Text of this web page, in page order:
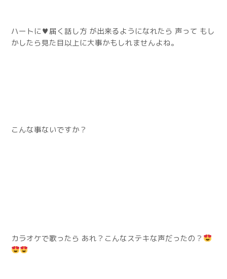
ハートに♥️届く話し方 が出来るようになれたら 声って もし
かしたら見た目以上に大事かもしれませんよね。
こんな事ないですか？
カラオケで歌ったら あれ？こんなステキな声だったの？